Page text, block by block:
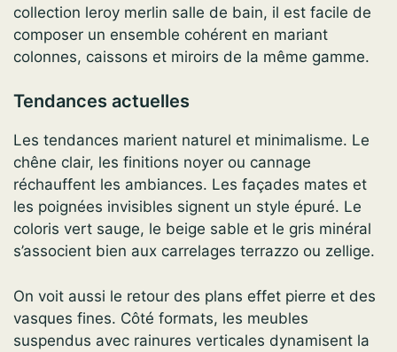
collection leroy merlin salle de bain, il est facile de
composer un ensemble cohérent en mariant
colonnes, caissons et miroirs de la même gamme.
Tendances actuelles
Les tendances marient naturel et minimalisme. Le
chêne clair, les finitions noyer ou cannage
réchauffent les ambiances. Les façades mates et
les poignées invisibles signent un style épuré. Le
coloris vert sauge, le beige sable et le gris minéral
s’associent bien aux carrelages terrazzo ou zellige.
On voit aussi le retour des plans effet pierre et des
vasques fines. Côté formats, les meubles
suspendus avec rainures verticales dynamisent la